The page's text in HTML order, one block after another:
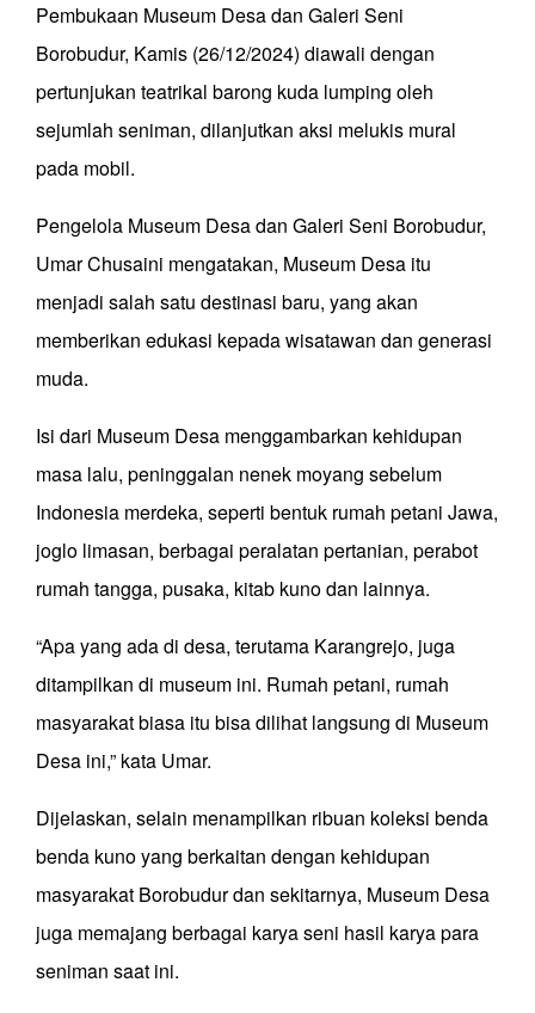
Pembukaan Museum Desa dan Galeri Seni
Borobudur, Kamis (26/12/2024) diawali dengan
pertunjukan teatrikal barong kuda lumping oleh
sejumlah seniman, dilanjutkan aksi melukis mural
pada mobil.
Pengelola Museum Desa dan Galeri Seni Borobudur,
Umar Chusaini mengatakan, Museum Desa itu
menjadi salah satu destinasi baru, yang akan
memberikan edukasi kepada wisatawan dan generasi
muda.
Isi dari Museum Desa menggambarkan kehidupan
masa lalu, peninggalan nenek moyang sebelum
Indonesia merdeka, seperti bentuk rumah petani Jawa,
joglo limasan, berbagai peralatan pertanian, perabot
rumah tangga, pusaka, kitab kuno dan lainnya.
“Apa yang ada di desa, terutama Karangrejo, juga
ditampilkan di museum ini. Rumah petani, rumah
masyarakat biasa itu bisa dilihat langsung di Museum
Desa ini,” kata Umar.
Dijelaskan, selain menampilkan ribuan koleksi benda
benda kuno yang berkaitan dengan kehidupan
masyarakat Borobudur dan sekitarnya, Museum Desa
juga memajang berbagai karya seni hasil karya para
seniman saat ini.